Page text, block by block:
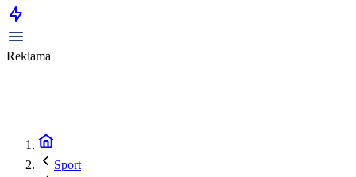
Reklama
Sport